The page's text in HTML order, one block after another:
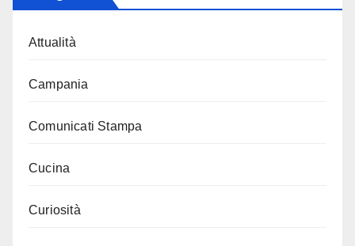
Attualità
Campania
Comunicati Stampa
Cucina
Curiosità